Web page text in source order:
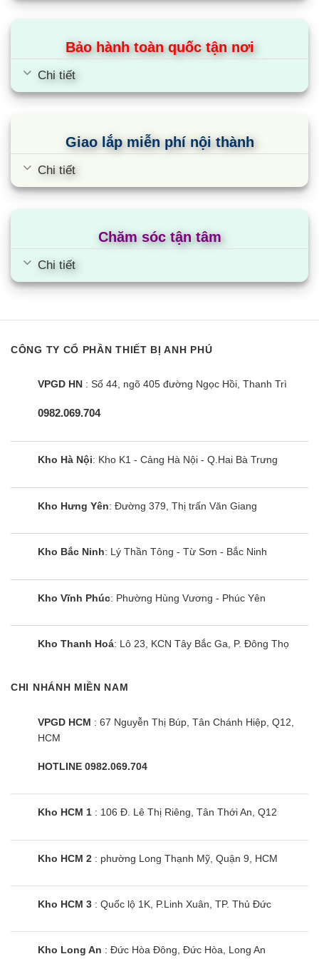
Đảm bảo hàng mới, còn nguyên đai, nguyên kiện
(giấy chứng nhận nguồn gốc sản phẩm, bộ tờ khai
các bạn không làm việc được với hãng, hãy gọi
Là đơn vị hỗ trợ giao hàng trên toàn quốc
Cam kết bán sản phẩm rẻ hơn thị trường 20-35%
Cùng Chủ Đề:
Máy giặt sấy Hitachi BD-
D1054HVOS | 10.5kg cửa ngang
Máy giặt sấy Hitachi BD-D852HVOS
Bảo hành toàn quốc tận nơi
Chi tiết
Giao lắp miễn phí nội thành
Chi tiết
Chăm sóc tận tâm
Chi tiết
CÔNG TY CỔ PHẦN THIẾT BỊ ANH PHÚ
VPGD HN : Số 44, ngõ 405 đường Ngọc Hồi, Thanh Trì
0982.069.704
Kho Hà Nội: Kho K1 - Cảng Hà Nội - Q.Hai Bà Trưng
Kho Hưng Yên: Đường 379, Thị trấn Văn Giang
Kho Bắc Ninh: Lý Thần Tông - Từ Sơn - Bắc Ninh
Kho Vĩnh Phúc: Phường Hùng Vương - Phúc Yên
Kho Thanh Hoá: Lô 23, KCN Tây Bắc Ga, P. Đông Thọ
CHI NHÁNH MIỀN NAM
VPGD HCM : 67 Nguyễn Thị Búp, Tân Chánh Hiệp, Q12,
HCM
HOTLINE 0982.069.704
Kho HCM 1 : 106 Đ. Lê Thị Riêng, Tân Thới An, Q12
Kho HCM 2 : phường Long Thạnh Mỹ, Quận 9, HCM
Kho HCM 3 : Quốc lộ 1K, P.Linh Xuân, TP. Thủ Đức
Kho Long An : Đức Hòa Đông, Đức Hòa, Long An